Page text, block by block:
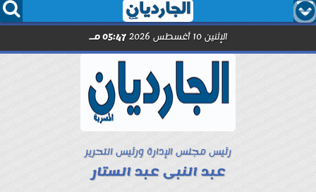
  
الإثنين 10 أغسطس 2026 05:47 مـ
رئيس مجلس الإدارة ورئيس التحرير
عبد النبى عبد الستار